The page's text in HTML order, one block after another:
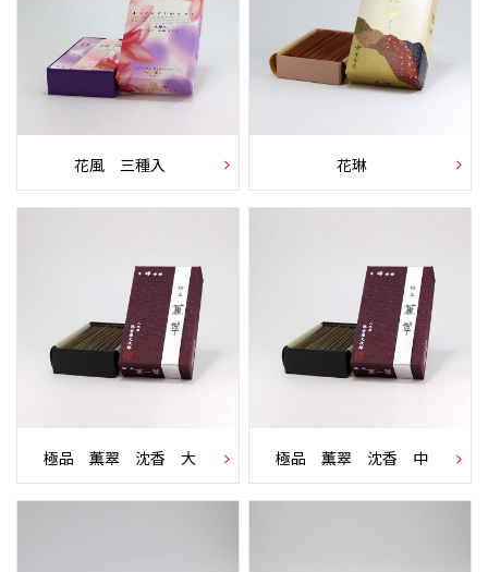
花風 三種入 花琳
極品 薫翠 沈香 大 極品 薫翠 沈香 中